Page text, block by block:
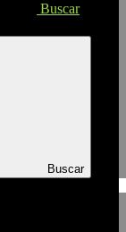
Buscar
Buscar